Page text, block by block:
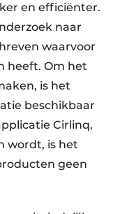
en efficiënter.
naar
waarvoor
heeft. Om het
is het
beschikbaar
Cirlinq,
wordt, is het
geen